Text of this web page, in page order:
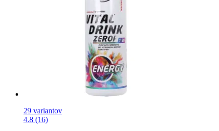
29 variantov
4.8 (16)